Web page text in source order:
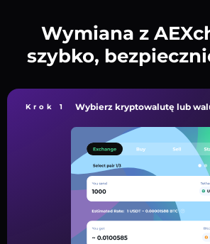
Wymiana z
szybko,
Krok 1 Wybierz kryptowalutę lub